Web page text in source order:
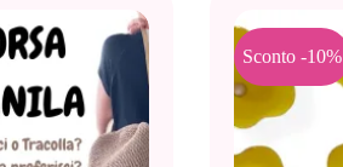
Sconto -10%